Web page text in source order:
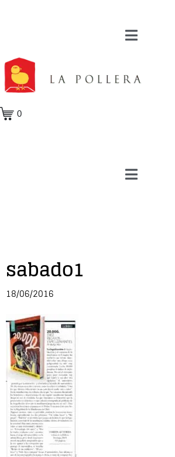
0
sabado1
18/06/2016